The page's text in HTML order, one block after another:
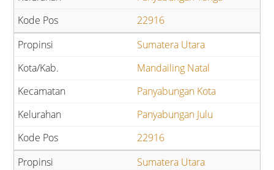
22916
Sumatera Utara
Mandailing Natal
Panyabungan Kota
Panyabungan Julu
22916
Sumatera Utara